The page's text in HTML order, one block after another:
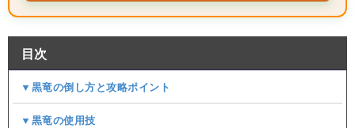
目次
▼黒竜の倒し方と攻略ポイント
▼黒竜の使用技